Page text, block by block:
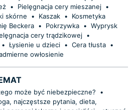
• Pielęgnacja cery mieszanej •
skórne • Kaszak •
Kosmetyka
Beckera • Pokrzywka • Wyprysk
cery trądzikowej •
• Łysienie u dzieci • Cera tłusta •
owłosienie
może być niebezpieczne?
•
najczęstsze pytania, dieta,